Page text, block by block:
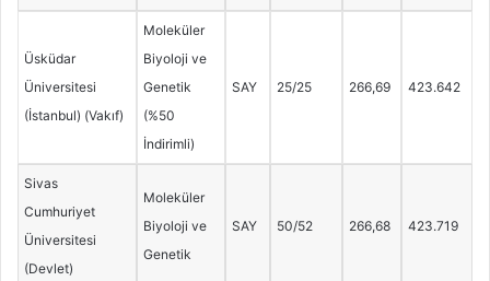
Üsküdar
Üniversitesi
(İstanbul) (Vakıf)
Moleküler
Biyoloji ve
Genetik
(%50
İndirimli)
SAY 25/25 266,69 423.642
Sivas
Cumhuriyet
Üniversitesi
(Devlet)
Moleküler
Biyoloji ve
Genetik
SAY 50/52 266,68 423.719